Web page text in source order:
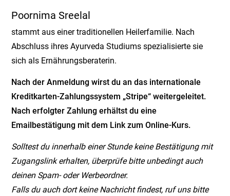
Poornima Sreelal
stammt aus einer traditionellen Heilerfamilie. Nach
Abschluss ihres Ayurveda Studiums spezialisierte sie
sich als Ernährungsberaterin.
Nach der Anmeldung wirst du an das internationale
Kreditkarten-Zahlungssystem „Stripe“ weitergeleitet.
Nach erfolgter Zahlung erhältst du eine
Emailbestätigung mit dem Link zum Online-Kurs.
Solltest du innerhalb einer Stunde keine Bestätigung mit
Zugangslink erhalten, überprüfe bitte unbedingt auch
deinen Spam- oder Werbeordner.
Falls du auch dort keine Nachricht findest, ruf uns bitte